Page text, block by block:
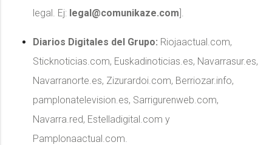
legal. Ej: legal@comunikaze.com].
Diarios Digitales del Grupo: Riojaactual.com,
Sticknoticias.com, Euskadinoticias.es, Navarrasur.es,
Navarranorte.es, Zizurardoi.com, Berriozar.info,
pamplonatelevision.es, Sarrigurenweb.com,
Navarra.red, Estelladigital.com y
Pamplonaactual.com.